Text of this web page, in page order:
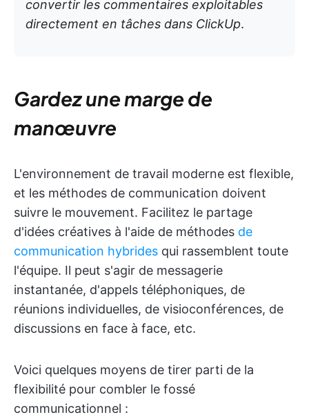
convertir les commentaires exploitables
directement en tâches dans ClickUp.
Gardez une marge de
manœuvre
L'environnement de travail moderne est flexible,
et les méthodes de communication doivent
suivre le mouvement. Facilitez le partage
d'idées créatives à l'aide de méthodes de
communication hybrides qui rassemblent toute
l'équipe. Il peut s'agir de messagerie
instantanée, d'appels téléphoniques, de
réunions individuelles, de visioconférences, de
discussions en face à face, etc.
Voici quelques moyens de tirer parti de la
flexibilité pour combler le fossé
communicationnel :